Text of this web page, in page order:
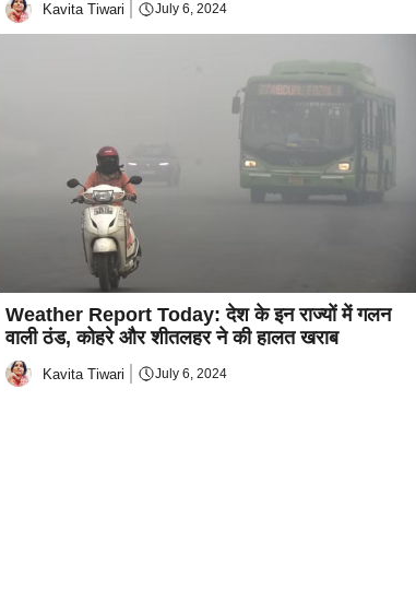
Kavita Tiwari July 6, 2024
Weather Report Today: देश के इन राज्यों में गलन
वाली ठंड, कोहरे और शीतलहर ने की हालत खराब
Kavita Tiwari July 6, 2024